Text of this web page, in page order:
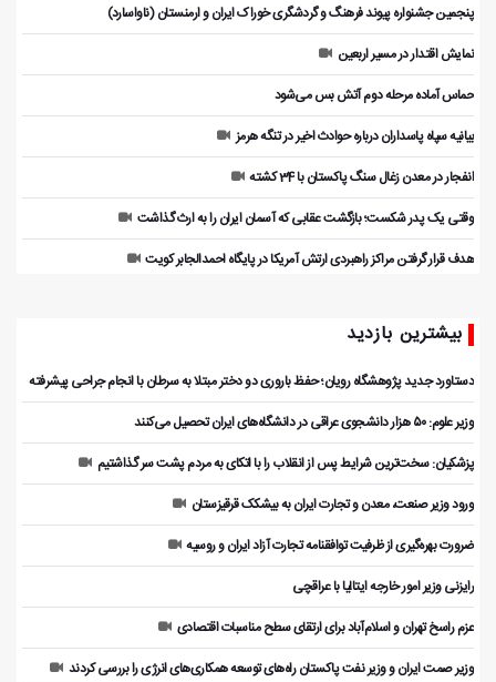
پنجمین جشنواره پیوند فرهنگ و گردشگر‌ی خوراک ایران و ارمنستان (ناواسارد)
نمایش اقتدار در مسیر اربعین
حماس آماده مرحله دوم آتش بس می‌شود
بیانیه سپاه پاسداران درباره حوادث اخیر در تنگه هرمز
انفجار در معدن زغال سنگ پاکستان با 34 کشته
وقتی یک پدر شکست؛ بازگشت عقابی که آسمان ایران را به ارث گذاشت
هدف قرار گرفتن مراکز راهبردی ارتش آمریکا در پایگاه احمدالجابر کویت
بیشترین بازدید
دستاورد جدید پژوهشگاه رویان؛ حفظ باروری دو دختر مبتلا به سرطان با انجام جراحی پیشرفته
وزیر علوم: ۵۰ هزار دانشجوی عراقی در دانشگاه‌های ایران تحصیل می‌کنند
پزشکیان: سخت‌ترین شرایط پس از انقلاب را با اتکای به مردم پشت سر گذاشتیم
ورود وزیر صنعت، معدن و تجارت ایران به بیشکک قرقیزستان
ضرورت بهره‌گیری از ظرفیت توافقنامه تجارت آزاد ایران و روسیه
رایزنی وزیر امور خارجه ایتالیا با عراقچی
عزم راسخ تهران و اسلام‌آباد برای ارتقای سطح مناسبات اقتصادی
وزیر صمت ایران و وزیر نفت پاکستان راه‌های توسعه همکاری‌های انرژی را بررسی کردند